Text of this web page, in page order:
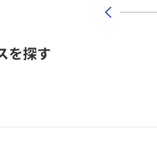
を探す